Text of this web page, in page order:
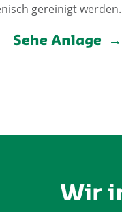
gereinigt werden.
Sehe Anlage
Wir